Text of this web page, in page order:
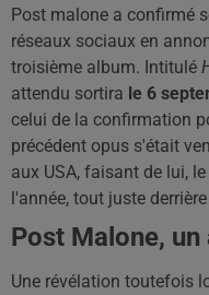
Post malone a confirmé
réseaux sociaux en
troisième album. Intitulé
attendu sortira le 6
celui de la confirmation
précédent opus s'était
aux USA, faisant de lui,
l'année, tout juste derrière
Post Malone,
Une révélation toutefois